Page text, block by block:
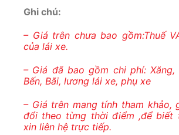
Ghi chú:
– Giá trên chưa bao gồm:Thuế
của lái xe.
– Giá đã bao gồm chi phí: Xăng,
Bến, Bãi, lương lái xe, phụ xe
– Giá trên mang tính tham khảo,
đổi theo từng thời điểm ,để biết
xin liên hệ trực tiếp.